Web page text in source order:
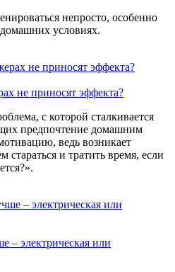
непросто, особенно
домашних условиях.
не приносят эффекта?
с которой сталкивается
предпочтение домашним
ведь возникает
стараться и тратить время, если
– электрическая или